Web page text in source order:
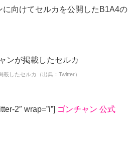
に向けてセルカを公開したB1A4の
載したセルカ（出典：Twitter）
2″ wrap=”i”] ゴンチャン 公式